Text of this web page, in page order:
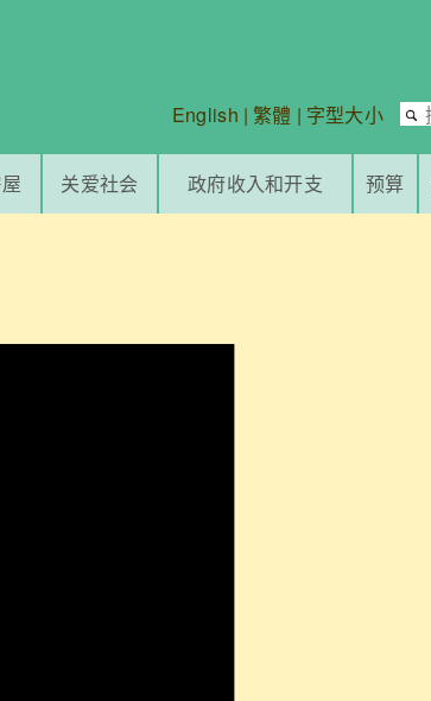
English |繁體 | 字型大小
关爱社会 政府收入和开支 预算